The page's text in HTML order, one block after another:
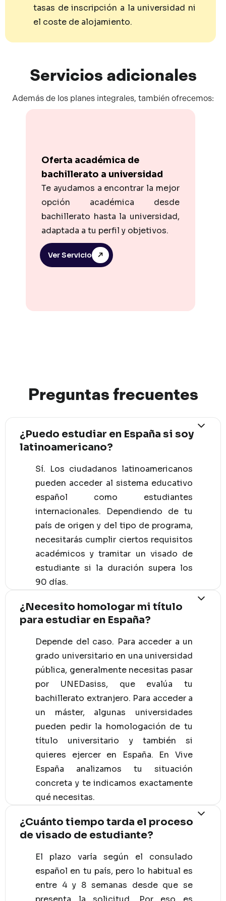
tasas de inscripción a la universidad ni
el coste de alojamiento.
Servicios adicionales
Además de los planes integrales, también ofrecemos:
Oferta académica de
bachillerato a universidad
Te ayudamos a encontrar la mejor
opción académica desde
bachillerato hasta la universidad,
adaptada a tu perfil y objetivos.
Ver Servicio
Preguntas frecuentes
¿Puedo estudiar en España si soy
latinoamericano?
Sí. Los ciudadanos latinoamericanos
pueden acceder al sistema educativo
español como estudiantes
internacionales. Dependiendo de tu
país de origen y del tipo de programa,
necesitarás cumplir ciertos requisitos
académicos y tramitar un visado de
estudiante si la duración supera los
90 días.
¿Necesito homologar mi título
para estudiar en España?
Depende del caso. Para acceder a un
grado universitario en una universidad
pública, generalmente necesitas pasar
por UNEDasiss, que evalúa tu
bachillerato extranjero. Para acceder a
un máster, algunas universidades
pueden pedir la homologación de tu
título universitario y también si
quieres ejercer en España. En Vive
España analizamos tu situación
concreta y te indicamos exactamente
qué necesitas.
¿Cuánto tiempo tarda el proceso
de visado de estudiante?
El plazo varía según el consulado
español en tu país, pero lo habitual es
entre 4 y 8 semanas desde que se